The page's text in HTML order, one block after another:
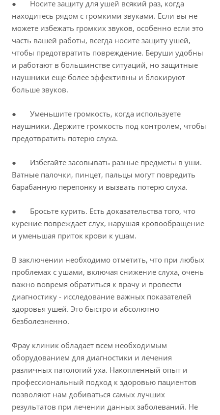
● Носите защиту для ушей всякий раз, когда
находитесь рядом с громкими звуками. Если вы не
можете избежать громких звуков, особенно если это
часть вашей работы, всегда носите защиту ушей,
чтобы предотвратить повреждение. Беруши удобны
и работают в большинстве ситуаций, но защитные
наушники еще более эффективны и блокируют
больше звуков.
● Уменьшите громкость, когда используете
наушники. Держите громкость под контролем, чтобы
предотвратить потерю слуха.
● Избегайте засовывать разные предметы в уши.
Ватные палочки, пинцет, пальцы могут повредить
барабанную перепонку и вызвать потерю слуха.
● Бросьте курить. Есть доказательства того, что
курение повреждает слух, нарушая кровообращение
и уменьшая приток крови к ушам.
В заключении необходимо отметить, что при любых
проблемах с ушами, включая снижение слуха, очень
важно вовремя обратиться к врачу и провести
диагностику - исследование важных показателей
здоровья ушей. Это быстро и абсолютно
безболезненно.
Фрау клиник обладает всем необходимым
оборудованием для диагностики и лечения
различных патологий уха. Накопленный опыт и
профессиональный подход к здоровью пациентов
позволяют нам добиваться самых лучших
результатов при лечении данных заболеваний. Не